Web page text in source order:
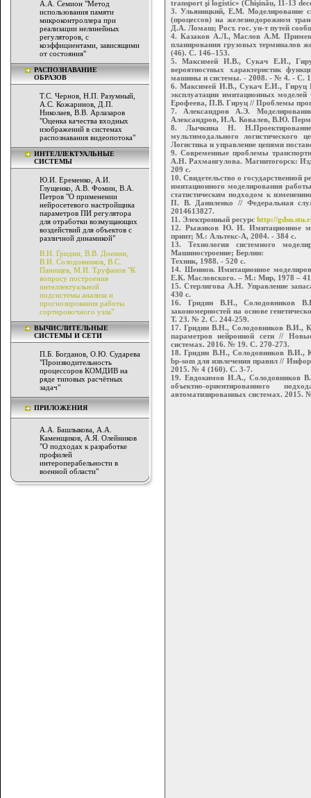
А.А. Семион "Метод
использования памяти
микроконтроллера при
реализации нелинейных
регуляторов, с
коэффициентами, зависящими
от состояния"
РАСПОЗНАВАНИЕ
ОБРАЗОВ
Т.С. Чернов, Н.П. Разумный,
А.С. Кожаринов, Д.П.
Николаев, В.В. Арлазаров
"Оценка качества входных
изображений в системах
распознавания видеопотока"
ИНТЕЛЛЕКТУАЛЬНЫЕ
СИСТЕМЫ
Ю.И. Еременко, А.И.
Глущенко, А.В. Фомин, В.А.
Петров "О применении
нейросетевого настройщика
параметров ПИ регулятора
для отработки возмущающих
воздействий для объектов с
различной динамикой"
В.Н. Гридин, В.В. Доенин,
В.И. Солодовников, В.С.
Панищев, М.И. Труфанов "К
вопросу построения
интеллектуальной
подсистемы анализа и
прогнозирования работы
сортировочного узла"
ВЫЧИСЛИТЕЛЬНЫЕ
СИСТЕМЫ И СЕТИ
П.Б. Богданов, О.Ю. Сударева
"Производительность
процессоров КОМДИВ на
ряде типовых расчётных
задач"
ПРИЛОЖЕНИЯ
А.А. Башлыкова, А.А.
Каменщиков, А.Я. Олейников
"О подходах к разработке
профилей
интероперабельности в
военной области"
transport şi logistic» (Chişinău, 11-13
3. Ульяницкий, Е.М. Моделирование
(процессов) на железнодорожном
Д.А. Ломаш; Рост. гос. ун-т путей
4. Казаков А.Л., Маслов А.М.
планирования грузовых терминалов
(46). С. 146–153.
5. Максимей И.В., Сукач Е.И.,
вероятностных характеристик
машины и системы. - 2008. - № 4. - C.
6. Максимей И.В., Сукач Е.И., Гируц
эксплуатации имитационных
Ерофеева, П.В. Гируц // Проблемы
7. Александров А.Э.
Александров, И.А. Ковалев, В.Ю.
8. Лычкина Н. Н.Проектирование
мультимодального логистического
Логистика и управление цепями
9. Современные проблемы
А.Н. Рахмангулова. Магнитогорск:
209 с.
10. Свидетельство о
имитационного моделирования
статистическим подходом к
П. В. Даниленко // Федеральная
2014613827.
11. Электронный ресурс http://
12. Рыжиков Ю. И. Имитационное
принт; М.: Альтекс-А, 2004. - 384 с.
13. Технология системного
Машиностроение; Берлин:
Техник, 1988. - 520 с.
14. Шеннон. Имитационное
Е.К. Масловского. – М.: Мир, 1978 –
15. Стерлигова А.Н. Управление
430 с.
16. Гридин В.Н., Солодовников
закономерностей на основе
Т. 23. № 2. С. 244-259.
17. Гридин В.Н., Солодовников В.И.,
параметров нейронной сети //
системах. 2016. № 19. С. 270-273.
18. Гридин В.Н., Солодовников В.И.,
bp-som для извлечения правил //
2015. № 4 (160). С. 3-7.
19. Евдокимов И.А., Солодовников
объектно-ориентированного
автоматизированных системах. 2015.